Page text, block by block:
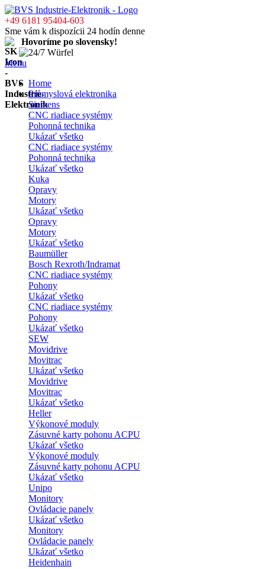
+49 6181 95404-603
Sme vám k dispozícii 24 hodín denne
Hovoríme po slovensky!
Menu
Home
Průmyslová elektronika
Siemens
CNC riadiace systémy
Pohonná technika
Ukázať všetko
CNC riadiace systémy
Pohonná technika
Ukázať všetko
Kuka
Opravy
Motory
Ukázať všetko
Opravy
Motory
Ukázať všetko
Baumüller
Bosch Rexroth/Indramat
CNC riadiace systémy
Pohony
Ukázať všetko
CNC riadiace systémy
Pohony
Ukázať všetko
SEW
Movidrive
Movitrac
Ukázať všetko
Movidrive
Movitrac
Ukázať všetko
Heller
Výkonové moduly
Zásuvné karty pohonu ACPU
Ukázať všetko
Výkonové moduly
Zásuvné karty pohonu ACPU
Ukázať všetko
Unipo
Monitory
Ovládacie panely
Ukázať všetko
Monitory
Ovládacie panely
Ukázať všetko
Heidenhain